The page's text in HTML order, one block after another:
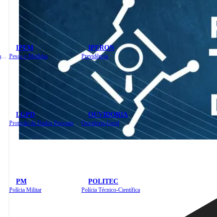
IPEM
Pesos e Medidas
IPERON
Previdência
LGPD
Proteção de Dados Pessoais
OUVIDORIA
Ouvidoria-Geral
PM
Polícia Militar
POLITEC
Polícia Técnico-Científica